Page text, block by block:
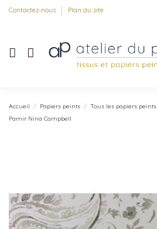
Contactez-nous Plan du site
Accueil Papiers peints Tous les papiers peints
Pamir Nina Campbell